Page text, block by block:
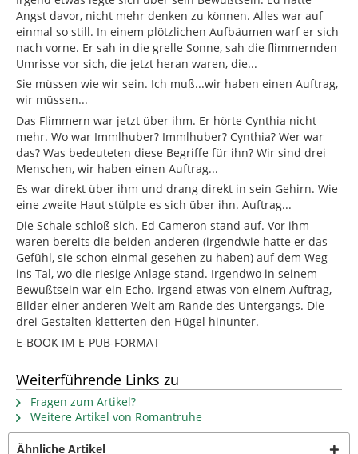
Angst davor, nicht mehr denken zu können. Alles war auf
einmal so still. In einem plötzlichen Aufbäumen warf er sich
nach vorne. Er sah in die grelle Sonne, sah die flimmernden
Umrisse vor sich, die jetzt heran waren, die...
Sie müssen wie wir sein. Ich muß...wir haben einen Auftrag,
wir müssen...
Das Flimmern war jetzt über ihm. Er hörte Cynthia nicht
mehr. Wo war Immlhuber? Immlhuber? Cynthia? Wer war
das? Was bedeuteten diese Begriffe für ihn? Wir sind drei
Menschen, wir haben einen Auftrag...
Es war direkt über ihm und drang direkt in sein Gehirn. Wie
eine zweite Haut stülpte es sich über ihn. Auftrag...
Die Schale schloß sich. Ed Cameron stand auf. Vor ihm
waren bereits die beiden anderen (irgendwie hatte er das
Gefühl, sie schon einmal gesehen zu haben) auf dem Weg
ins Tal, wo die riesige Anlage stand. Irgendwo in seinem
Bewußtsein war ein Echo. Irgend etwas von einem Auftrag,
Bilder einer anderen Welt am Rande des Untergangs. Die
drei Gestalten kletterten den Hügel hinunter.
E-BOOK IM E-PUB-FORMAT
Weiterführende Links zu
Fragen zum Artikel?
Weitere Artikel von Romantruhe
Ähnliche Artikel